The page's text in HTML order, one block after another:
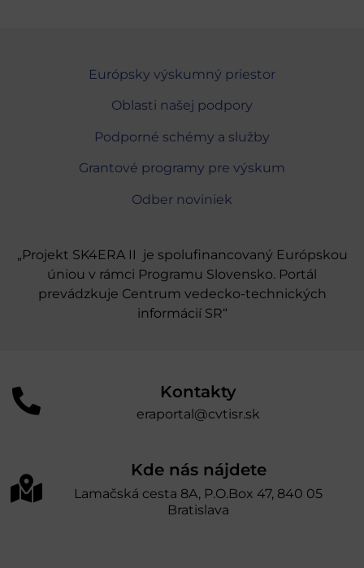
Európsky výskumný priestor
Oblasti našej podpory
Podporné schémy a služby
Grantové programy pre výskum
Odber noviniek
„Projekt SK4ERA II je spolufinancovaný Európskou
úniou v rámci Programu Slovensko. Portál
prevádzkuje Centrum vedecko-technických
informácií SR“
Kontakty
eraportal@cvtisr.sk
Kde nás nájdete
Lamačská cesta 8A, P.O.Box 47, 840 05
Bratislava